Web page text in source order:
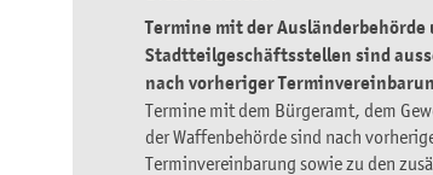
Termine mit der Ausländerbehörde
Stadtteilgeschäftsstellen sind
nach vorheriger
Termine mit dem Bürgeramt, dem
der Waffenbehörde sind nach
Terminvereinbarung sowie zu den